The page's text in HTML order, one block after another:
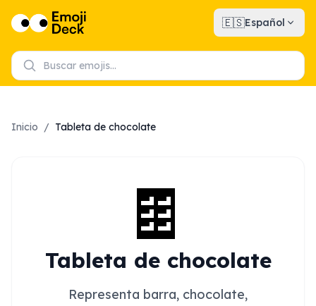
🇪🇸Español
Inicio / Tableta de chocolate
🍫
Tableta de chocolate
Representa barra, chocolate,